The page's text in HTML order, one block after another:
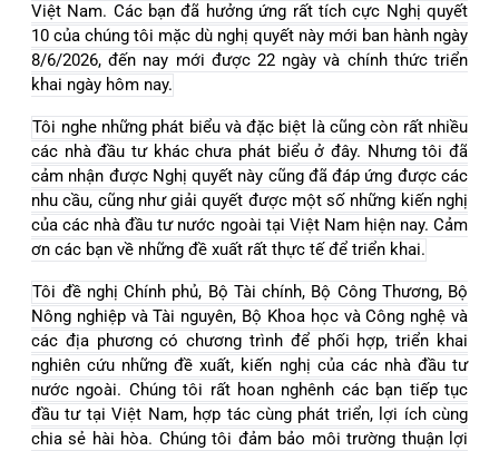
Việt Nam. Các bạn đã hưởng ứng rất tích cực Nghị quyết
10 của chúng tôi mặc dù nghị quyết này mới ban hành ngày
8/6/2026, đến nay mới được 22 ngày và chính thức triển
khai ngày hôm nay.
Tôi nghe những phát biểu và đặc biệt là cũng còn rất nhiều
các nhà đầu tư khác chưa phát biểu ở đây. Nhưng tôi đã
cảm nhận được Nghị quyết này cũng đã đáp ứng được các
nhu cầu, cũng như giải quyết được một số những kiến nghị
của các nhà đầu tư nước ngoài tại Việt Nam hiện nay. Cảm
ơn các bạn về những đề xuất rất thực tế để triển khai.
Tôi đề nghị Chính phủ, Bộ Tài chính, Bộ Công Thương, Bộ
Nông nghiệp và Tài nguyên, Bộ Khoa học và Công nghệ và
các địa phương có chương trình để phối hợp, triển khai
nghiên cứu những đề xuất, kiến nghị của các nhà đầu tư
nước ngoài. Chúng tôi rất hoan nghênh các bạn tiếp tục
đầu tư tại Việt Nam, hợp tác cùng phát triển, lợi ích cùng
chia sẻ hài hòa. Chúng tôi đảm bảo môi trường thuận lợi